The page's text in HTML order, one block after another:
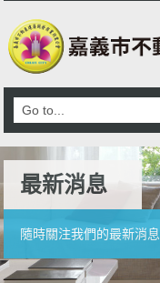
最新消息
隨時關注我們的最新消息